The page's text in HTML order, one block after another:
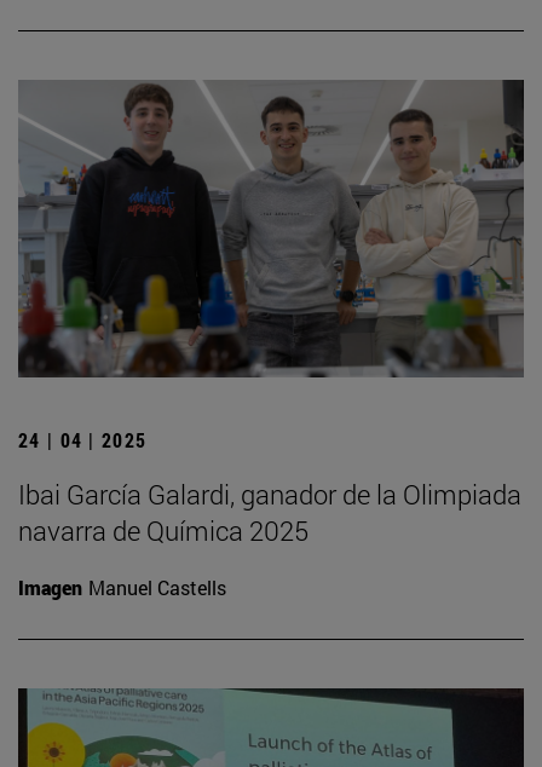
24 | 04 | 2025
Ibai García Galardi, ganador de la Olimpiada
navarra de Química 2025
Imagen Manuel Castells